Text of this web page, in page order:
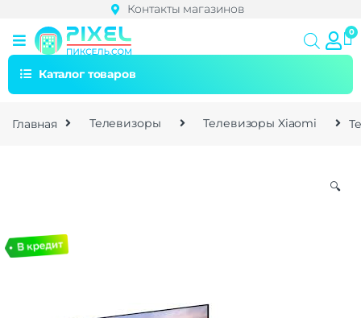
Контакты магазинов
Каталог товаров
Главная Телевизоры Телевизоры Xiaomi
🔍